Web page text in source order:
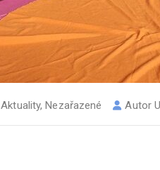
Aktuality,Nezařazené Autor